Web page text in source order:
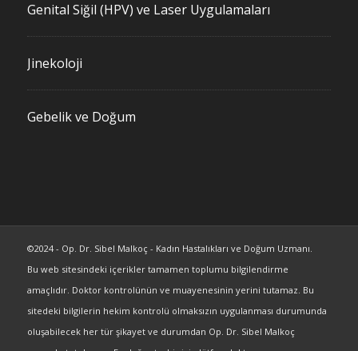
Genital Siğil (HPV) ve Laser Uygulamaları
Jinekoloji
Gebelik ve Doğum
©2024 - Op. Dr. Sibel Malkoç - Kadın Hastalıkları ve Doğum Uzmanı.
Bu web sitesindeki içerikler tamamen toplumu bilgilendirme
amaçlıdır. Doktor kontrolünün ve muayenesinin yerini tutamaz. Bu
sitedeki bilgilerin hekim kontrolü olmaksızın uygulanması durumunda
oluşabilecek her tür şikayet ve durumdan Op. Dr. Sibel Malkoç